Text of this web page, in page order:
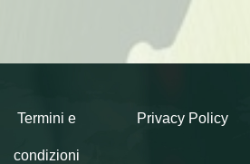
Termini e
condizioni
Privacy Policy